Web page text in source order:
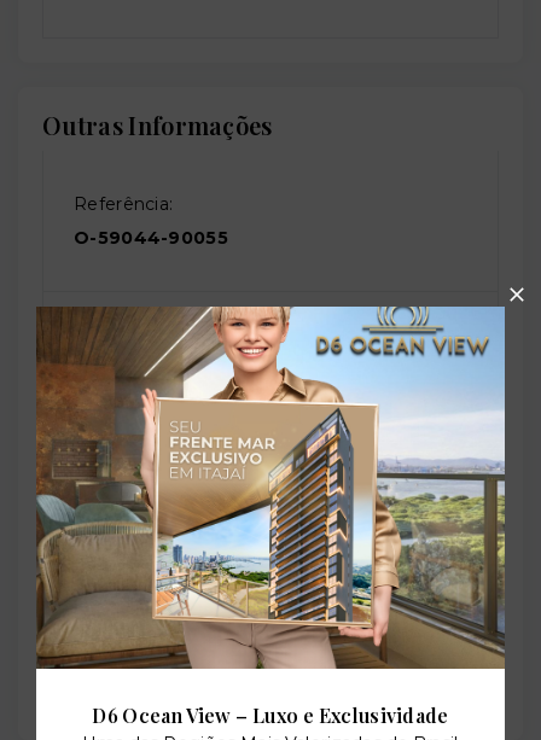
Outras Informações
Referência:
O-59044-90055
Perfil:
Residencial
Situação:
Em construção
Previsão de entrega:
28/07/2028
D6 Ocean View – Luxo e Exclusividade